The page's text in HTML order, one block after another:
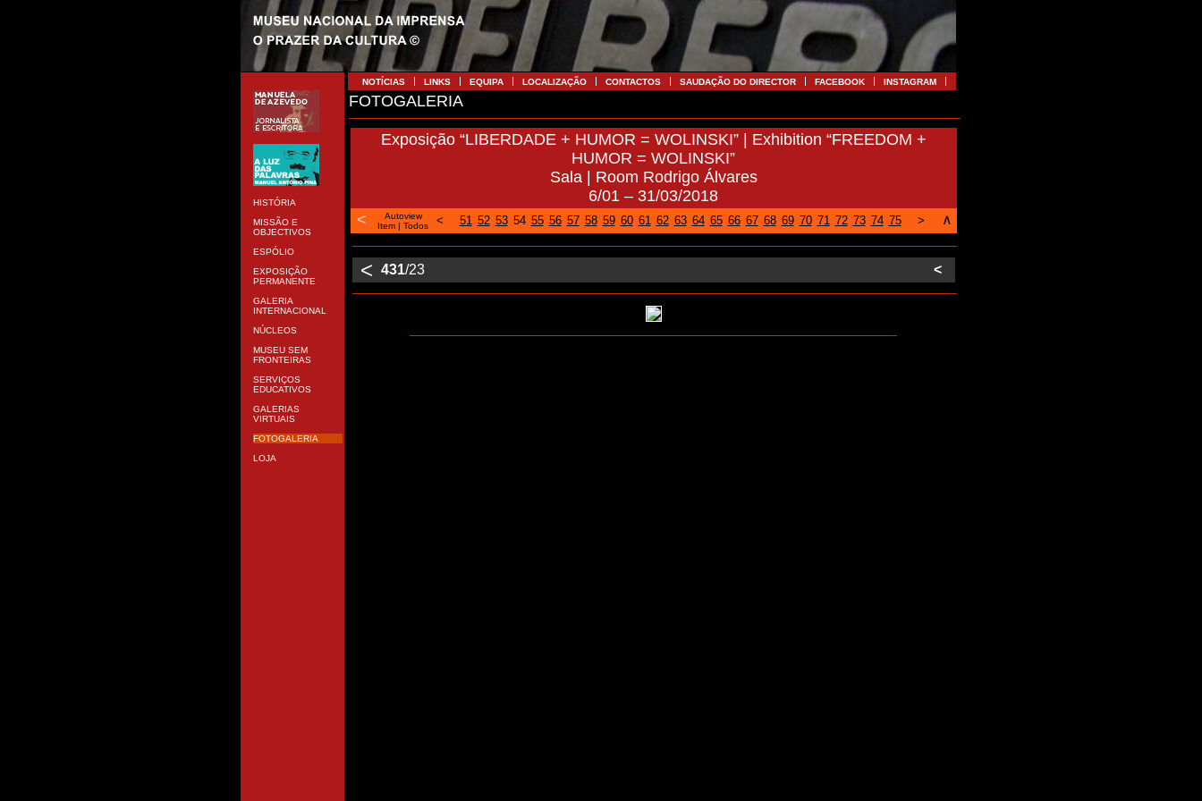
HISTÓRIA
MISSÃO E
OBJECTIVOS
ESPÓLIO
EXPOSIÇÃO
PERMANENTE
GALERIA
INTERNACIONAL
NÚCLEOS
MUSEU SEM
FRONTEIRAS
SERVIÇOS
EDUCATIVOS
GALERIAS
VIRTUAIS
FOTOGALERIA
LOJA
NOTÍCIAS LINKS EQUIPA LOCALIZAÇÃO CONTACTOS SAUDAÇÃO DO DIRECTOR FACEBOOK INSTAGRAM
FOTOGALERIA
Exposição “LIBERDADE + HUMOR = WOLINSKI” | Exhibition “FREEDOM +
HUMOR = WOLINSKI”
Sala | Room Rodrigo Álvares
6/01 – 31/03/2018
<
Autoview
Item | Todos < 51 52 53 54 55 56 57 58 59 60 61 62 63 64 65 66 67 68 69 70 71 72 73 74 75 > ∧
< 431/23 <